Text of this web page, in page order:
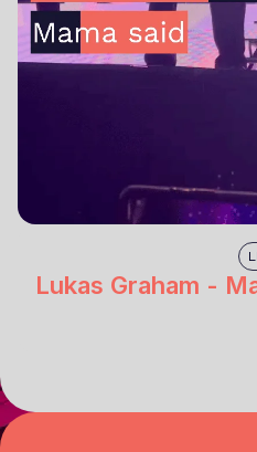
Lukas Graham -